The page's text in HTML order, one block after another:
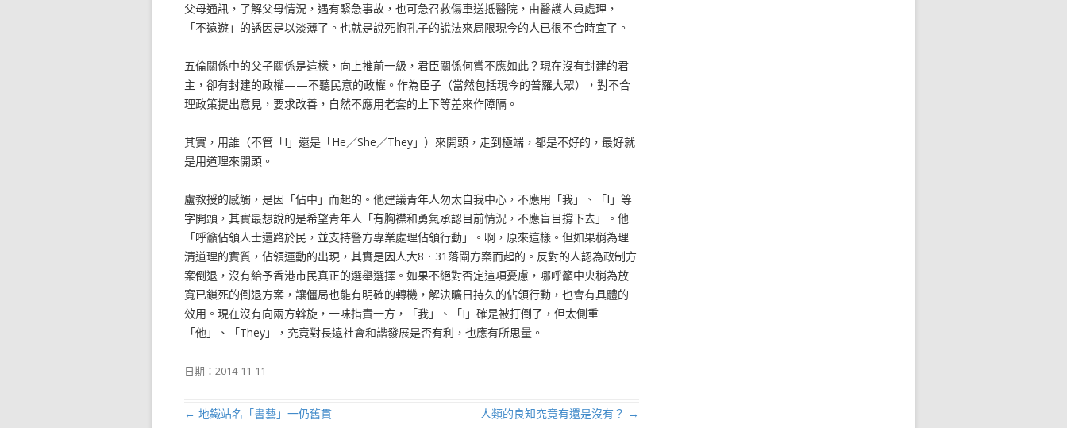
父母通訊，了解父母情況，遇有緊急事故，也可急召救傷車送抵醫院，由醫護人員處理，
「不遠遊」的誘因是以淡薄了。也就是說死抱孔子的說法來局限現今的人已很不合時宜了。
五倫關係中的父子關係是這樣，向上推前一級，君臣關係何嘗不應如此？現在沒有封建的君
主，卻有封建的政權——不聽民意的政權。作為臣子（當然包括現今的普羅大眾），對不合
理政策提出意見，要求改善，自然不應用老套的上下等差來作障隔。
其實，用誰（不管「I」還是「He／She／They」）來開頭，走到極端，都是不好的，最好就
是用道理來開頭。
盧教授的感觸，是因「佔中」而起的。他建議青年人勿太自我中心，不應用「我」、「I」等
字開頭，其實最想說的是希望青年人「有胸襟和勇氣承認目前情況，不應盲目撐下去」。他
「呼籲佔領人士還路於民，並支持警方專業處理佔領行動」。啊，原來這樣。但如果稍為理
清道理的實質，佔領運動的出現，其實是因人大8．31落閘方案而起的。反對的人認為政制方
案倒退，沒有給予香港市民真正的選舉選擇。如果不絕對否定這項憂慮，哪呼籲中央稍為放
寬已鎖死的倒退方案，讓僵局也能有明確的轉機，解決曠日持久的佔領行動，也會有具體的
效用。現在沒有向兩方斡旋，一味指責一方，「我」、「I」確是被打倒了，但太側重
「他」、「They」，究竟對長遠社會和諧發展是否有利，也應有所思量。
日期： 2014-11-11
← 地鐵站名「書藝」一仍舊貫 人類的良知究竟有還是沒有？ →